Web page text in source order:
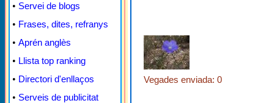
• Servei de blogs
• Frases, dites, refranys
• Aprén anglès
• Llista top ranking
• Directori d'enllaços
• Serveis de publicitat
Vegades enviada: 0